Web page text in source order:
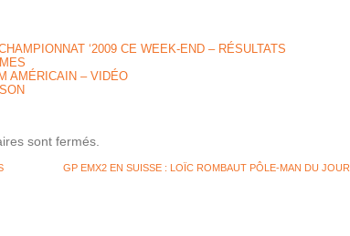
‘2009 CE WEEK-END – RÉSULTATS
AMÉRICAIN – VIDÉO
sont fermés.
GP EMX2 EN SUISSE : LOÏC ROMBAUT PÔLE-MAN DU JOUR